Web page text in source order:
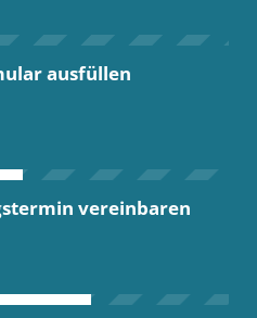
ausfüllen
vereinbaren